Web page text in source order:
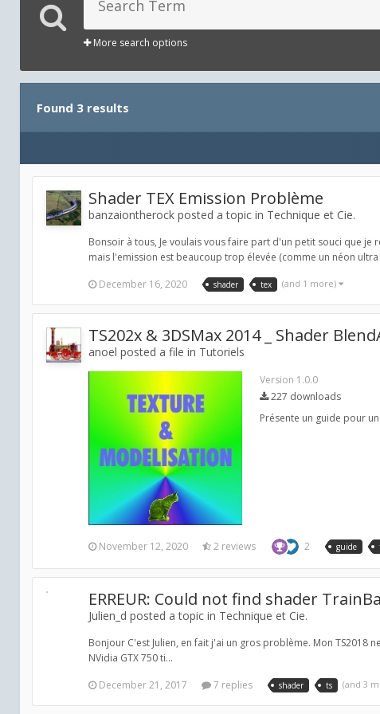
More search options
Found 3 results
Shader TEX Emission Problème
banzaiontherock posted a topic in Technique et Cie.
Bonsoir à tous, Je voulais vous faire part d'un petit souci que
mais l'emission est beaucoup trop élevée (comme un néon ultra
December 16, 2020
shader tex (and 1 more)
TS202x & 3DSMax 2014 _ Shader
anoel posted a file in Tutoriels
Version 1.0.0
227 downloads
Présente un guide pour
November 12, 2020 2 reviews 2 guide
ERREUR: Could not find shader
Julien_d posted a topic in Technique et Cie.
Bonjour C'est Julien, en fait j'ai un gros problème. Mon TS2018
NVidia GTX 750 ti...
December 21, 2017
7 replies shader ts (and 3